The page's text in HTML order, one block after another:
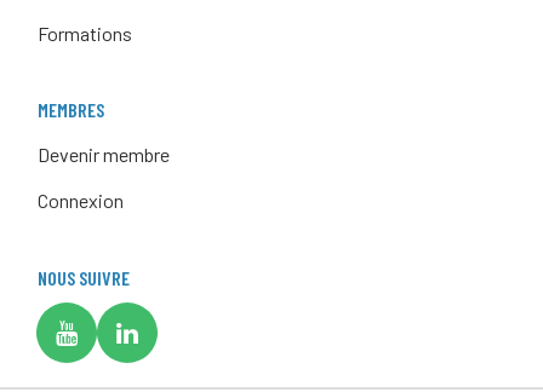
Formations
MEMBRES
Devenir membre
Connexion
NOUS SUIVRE